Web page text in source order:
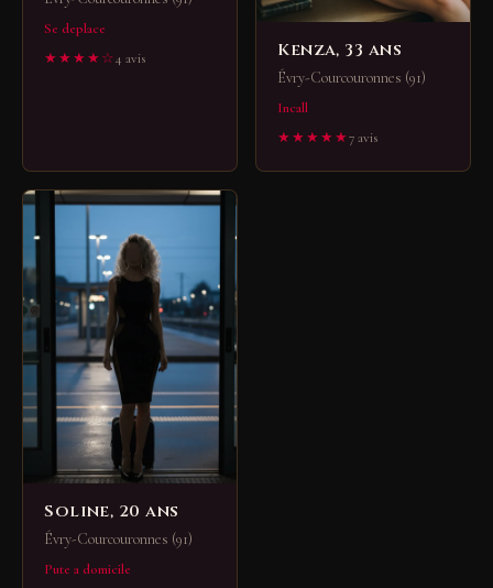
Se deplace
★★★★☆4 avis Kenza, 33 ans
Évry-Courcouronnes (91)
Incall
★★★★★7 avis
Soline, 20 ans
Évry-Courcouronnes (91)
Pute a domicile